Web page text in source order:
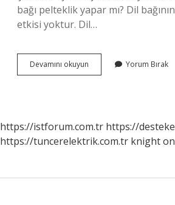
bağı pelteklik yapar mı? Dil
etkisi yoktur. Dil…
Devamını okuyun
Bağı
Söyleyemez
Yorum Bırak
https://istforum.com.tr https://
https://tuncerelektrik.com.tr knight